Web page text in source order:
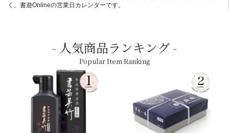
く、書遊Onlineの営業日カレンダーです。
人気商品ランキング
Popular Item Ranking